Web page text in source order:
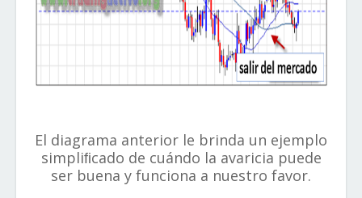
El diagrama anterior le brinda un ejemplo
simpliﬁcado de cuándo la avaricia puede
ser buena y funciona a nuestro favor.